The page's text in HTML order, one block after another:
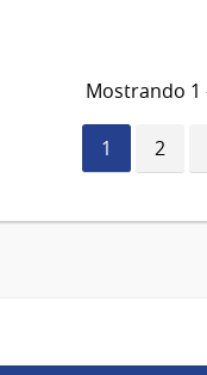
Mostrando 1
Página
actual
1 2